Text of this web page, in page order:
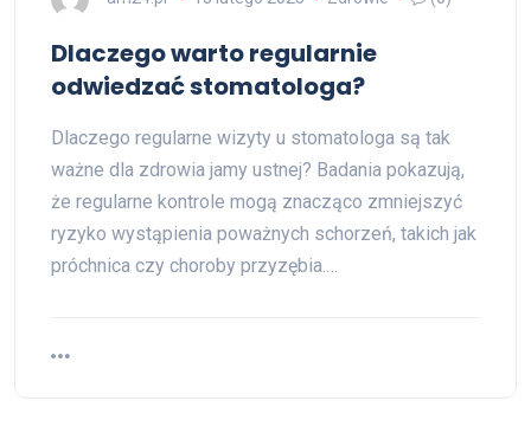
Dlaczego warto regularnie
odwiedzać stomatologa?
Dlaczego regularne wizyty u stomatologa są tak
ważne dla zdrowia jamy ustnej? Badania pokazują,
że regularne kontrole mogą znacząco zmniejszyć
ryzyko wystąpienia poważnych schorzeń, takich jak
próchnica czy choroby przyzębia.…